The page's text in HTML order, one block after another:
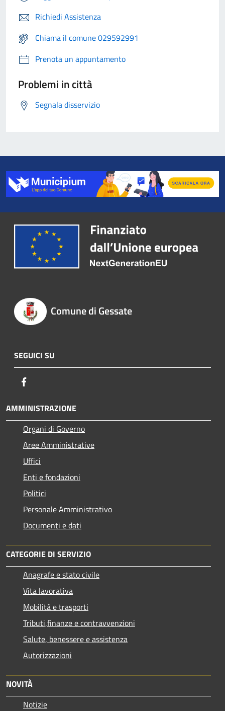
Richiedi Assistenza
Chiama il comune 029592991
Prenota un appuntamento
Problemi in città
Segnala disservizio
Comune di Gessate
SEGUICI SU
AMMINISTRAZIONE
Organi di Governo
Aree Amministrative
Uffici
Enti e fondazioni
Politici
Personale Amministrativo
Documenti e dati
CATEGORIE DI SERVIZIO
Anagrafe e stato civile
Vita lavorativa
Mobilità e trasporti
Tributi,finanze e contravvenzioni
Salute, benessere e assistenza
Autorizzazioni
NOVITÀ
Notizie